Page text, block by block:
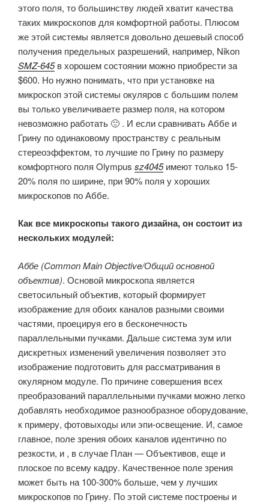
этого поля, то большинству людей хватит качества
таких микроскопов для комфортной работы. Плюсом
же этой системы является довольно дешевый способ
получения предельных разрешений, например, Nikon
SMZ-645в хорошем состоянии можно приобрести за
$600. Но нужно понимать, что при установке на
микроскоп этой системы окуляров с большим полем
вы только увеличиваете размер поля, на котором
невозможно работать 🙁 . И если сравнивать Аббе и
Грину по одинаковому пространству с реальным
стереоэффектом, то лучшие по Грину по размеру
комфортного поля Olympus sz4045имеют только 15-
20% поля по ширине, при 90% поля у хороших
микроскопов по Аббе.
Как все микроскопы такого дизайна, он состоит из
нескольких модулей:
Аббе (Common Main Objective/Общий основной
объектив). Основой микроскопа является
светосильный объектив, который формирует
изображение для обоих каналов разными своими
частями, проецируя его в бесконечность
параллельными пучками. Дальше система зум или
дискретных изменений увеличения позволяет это
изображение подготовить для рассматривания в
окулярном модуле. По причине совершения всех
преобразований параллельными пучками можно легко
добавлять необходимое разнообразное оборудование,
к примеру, фотовыходы или эпи-освещение. И, самое
главное, поле зрения обоих каналов идентично по
резкости, и , в случае План — Объективов, еще и
плоское по всему кадру. Качественное поле зрения
может быть на 100-300% больше, чем у лучших
микроскопов по Грину. По этой системе построены и